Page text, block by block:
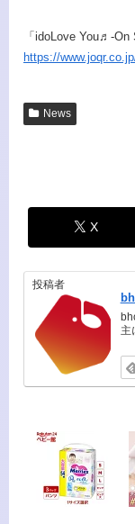
「idoLove You♬-On
https://
News
X
投稿者
主